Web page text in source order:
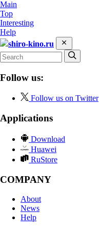
Main
Top
Interesting
Help
shiro-kino.ru
Follow us:
Follow us on Twitter
Applications
Download
Huawei
RuStore
COMPANY
About
News
Help